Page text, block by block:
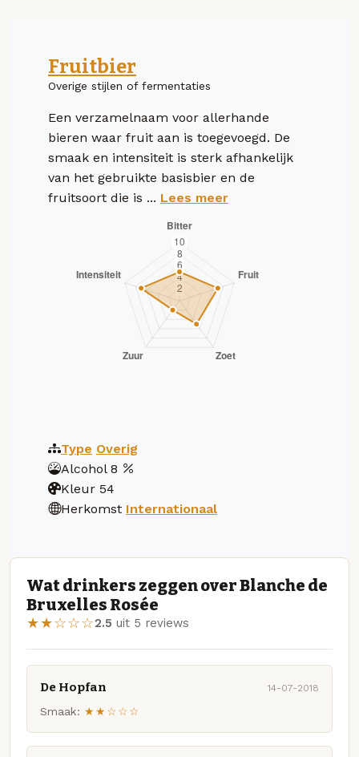
Fruitbier
Overige stijlen of fermentaties
Een verzamelnaam voor allerhande
bieren waar fruit aan is toegevoegd. De
smaak en intensiteit is sterk afhankelijk
van het gebruikte basisbier en de
fruitsoort die is ... Lees meer
Type Overig
Alcohol 8
Kleur 54
Herkomst Internationaal
Wat drinkers zeggen over Blanche de
Bruxelles Rosée
★★☆☆☆2.5 uit 5 reviews
De Hopfan 14-07-2018
Smaak: ★★☆☆☆